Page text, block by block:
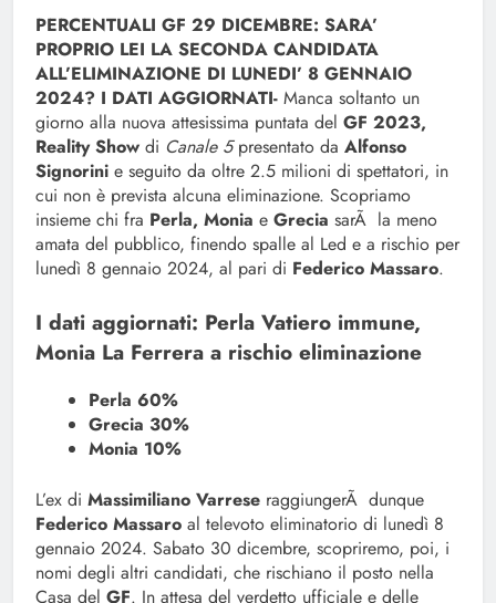
PERCENTUALI GF 29 DICEMBRE: SARA’
PROPRIO LEI LA SECONDA CANDIDATA
ALL’ELIMINAZIONE DI LUNEDI’ 8 GENNAIO
2024? I DATI AGGIORNATI- Manca soltanto un
giorno alla nuova attesissima puntata del GF 2023,
Reality Show di Canale 5presentato da Alfonso
Signorini e seguito da oltre 2.5 milioni di spettatori, in
cui non è prevista alcuna eliminazione. Scopriamo
insieme chi fra Perla, Monia e Grecia sarÃ la meno
amata del pubblico, finendo spalle al Led e a rischio per
lunedì 8 gennaio 2024, al pari di Federico Massaro.
I dati aggiornati: Perla Vatiero immune,
Monia La Ferrera a rischio eliminazione
Perla 60%
Grecia 30%
Monia 10%
L’ex di Massimiliano Varrese raggiungerÃ dunque
Federico Massaro al televoto eliminatorio di lunedì 8
gennaio 2024. Sabato 30 dicembre, scopriremo, poi, i
nomi degli altri candidati, che rischiano il posto nella
Casa del GF. In attesa del verdetto ufficiale e delle